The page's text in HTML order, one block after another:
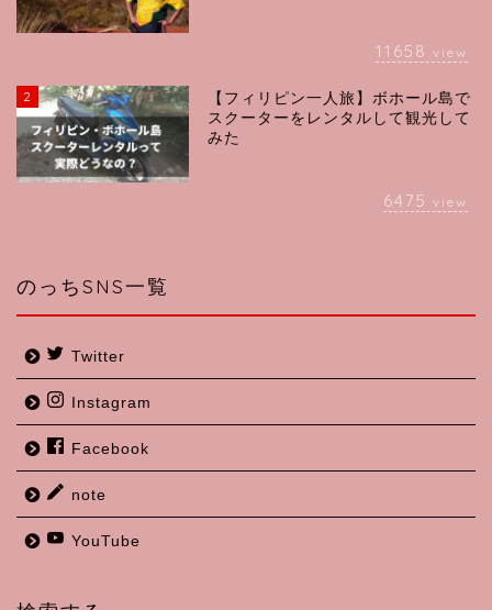
11658 view
2
【フィリピン一人旅】ボホール島で
スクーターをレンタルして観光して
みた
6475 view
のっちSNS一覧
Twitter
Instagram
Facebook
note
YouTube